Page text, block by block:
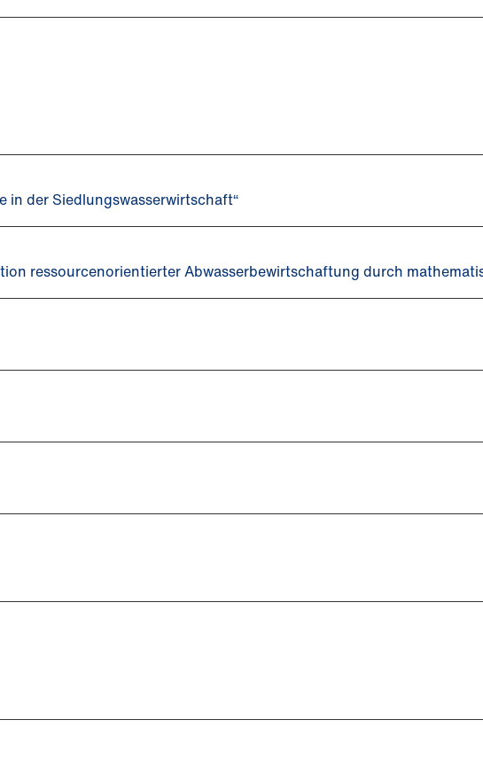
in der Siedlungswasserwirtschaft“
ressourcenorientierter Abwasserbewirtschaftung durch